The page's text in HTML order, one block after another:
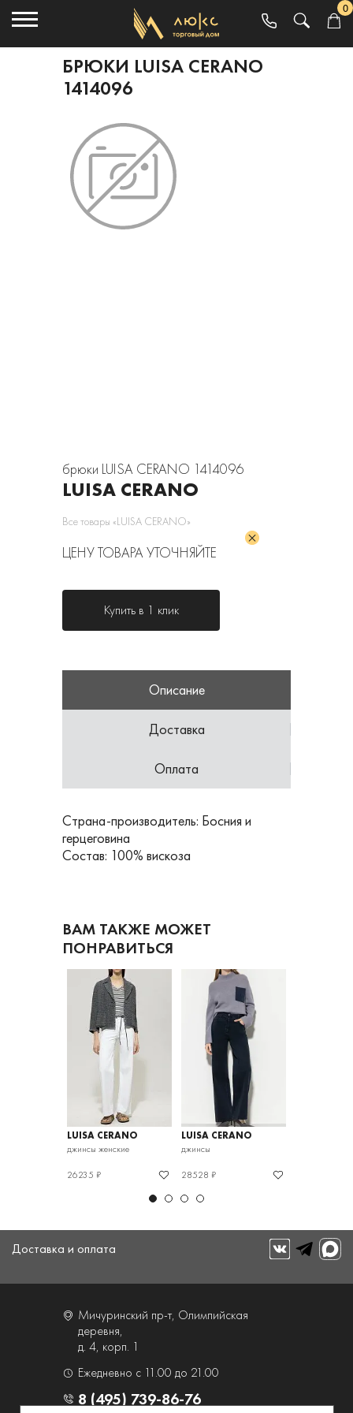
0
БРЮКИ LUISA CERANO
1414096
брюки LUISA CERANO 1414096
LUISA CERANO
Все товары «LUISA CERANO»
ЦЕНУ ТОВАРА УТОЧНЯЙТЕ
Купить в 1 клик
Описание
Доставка
Оплата
Страна-производитель: Босния и
герцеговина
Состав: 100% вискоза
ВАМ ТАКЖЕ МОЖЕТ
ПОНРАВИТЬСЯ
LUISA CERANO
джинсы женские
26235 ₽
LUISA CERANO
джинсы
28528 ₽
Доставка и оплата
Мичуринский пр-т, Олимпийская
деревня,
д. 4, корп. 1
Ежедневно с 11.00 до 21.00
8 (495) 739-86-76